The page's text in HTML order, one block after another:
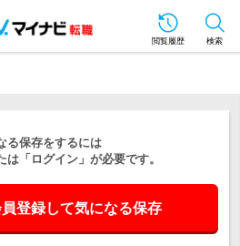
閲覧履歴 検索
る保存をするには
は「ログイン」が必要です。
登録して気になる保存